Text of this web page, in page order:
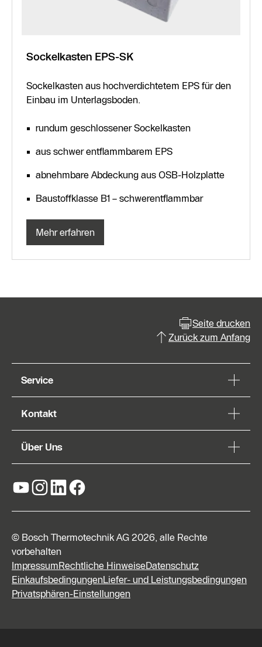
Sockelkasten EPS-SK
Sockelkasten aus hochverdichtetem EPS für den
Einbau im Unterlagsboden.
rundum geschlossener Sockelkasten
aus schwer entflammbarem EPS
abnehmbare Abdeckung aus OSB-Holzplatte
Baustoffklasse B1 – schwerentflammbar
Mehr erfahren
Seite drucken
Zurück zum Anfang
Service
Kontakt
Über Uns
© Bosch Thermotechnik AG 2026, alle Rechte
vorbehalten
ImpressumRechtliche HinweiseDatenschutz
EinkaufsbedingungenLiefer- und Leistungsbedingungen
Privatsphären-Einstellungen